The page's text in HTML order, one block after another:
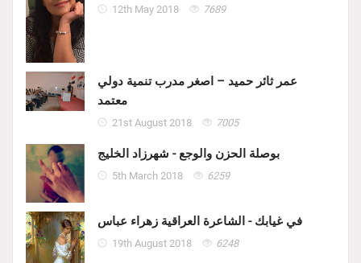
12th May 2018 7689
عمر ثائر حميد – اصغر مدرب تنمية دولي
معتمد
21st August 2018 7005
بوصلة الحزن والوجع - شهرزاد الخليج
5th March 2018 6259
في غيابك - الشاعرة العراقية زهراء عباس
19th August 2018 6248